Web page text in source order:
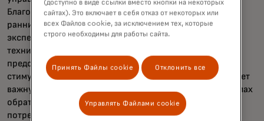
Благотворительные организации могут финансировать
ранние разработки и снижать риски при проведении
экспериментов. Частные субъекты вносят инвестиции,
технический потенциал, инновации, безопасность и
предоставляют услуги, что расширяет Access и
стимулирует внедрение. И гражданское общество играет
важную роль в укреплении доверия, вовлечении и циклах
обратной связи, чтобы системы оставались чуткими к
потребностям общества.
(доступно в виде ссылки вместо кнопки на некоторых
сайтах). Это включает в себя отказ от некоторых или
всех Файлов cookie, за исключением тех, которые
строго необходимы для работы сайта.
Принять Файлы cookie Отклонить все
Управлять Файлами cookie